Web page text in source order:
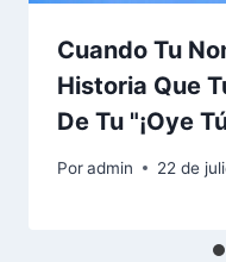
Cuando Tu
Historia Que
De Tu "¡Oye
Poradmin 22 de